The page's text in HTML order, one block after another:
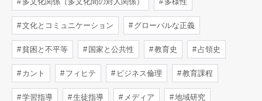
文化とコミュニケーション グローバルな正義
貧困と不平等 国家と公共性 教育史 占領史
カント フィヒテ ビジネス倫理 教育課程
学習指導 生徒指導 メディア 地域研究